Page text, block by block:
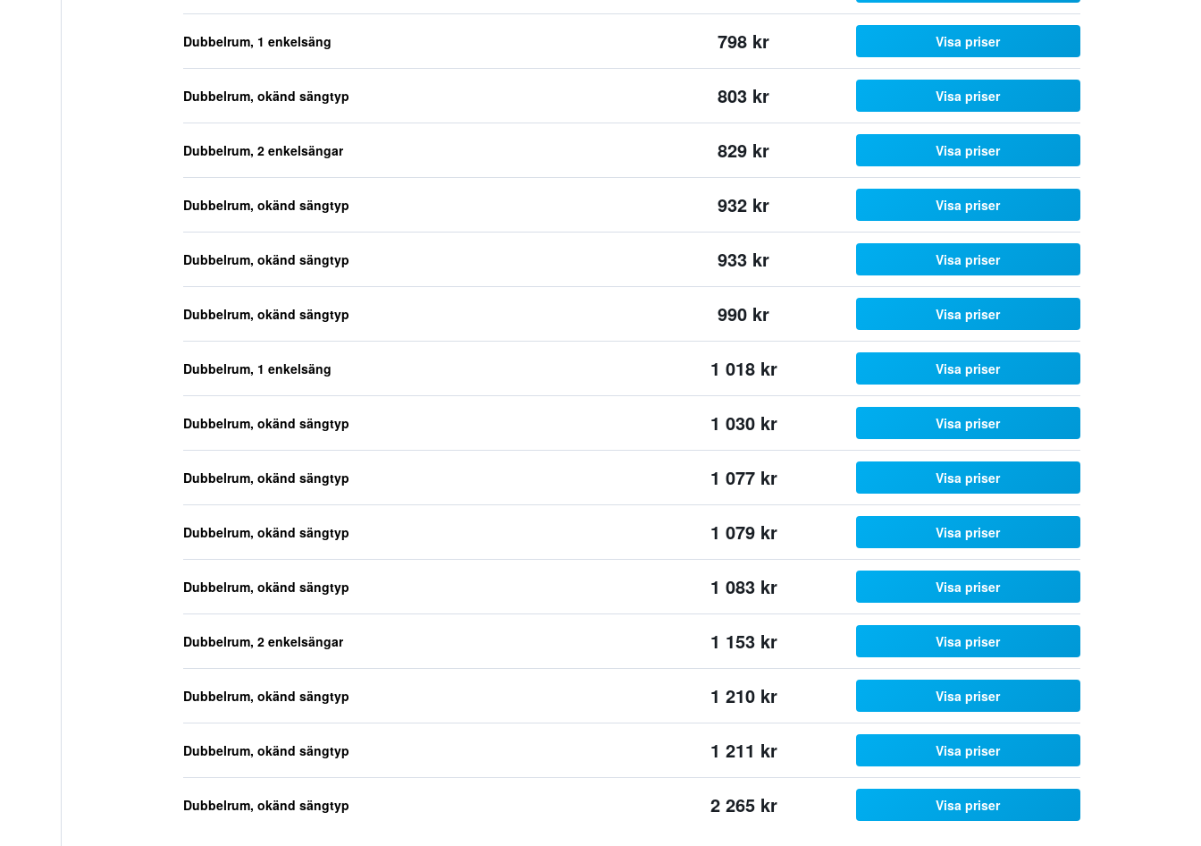
Dubbelrum, 1 enkelsäng 798 kr Visa priser
Dubbelrum, okänd sängtyp 803 kr Visa priser
Dubbelrum, 2 enkelsängar 829 kr Visa priser
Dubbelrum, okänd sängtyp 932 kr Visa priser
Dubbelrum, okänd sängtyp 933 kr Visa priser
Dubbelrum, okänd sängtyp 990 kr Visa priser
Dubbelrum, 1 enkelsäng 1 018 kr Visa priser
Dubbelrum, okänd sängtyp 1 030 kr Visa priser
Dubbelrum, okänd sängtyp 1 077 kr Visa priser
Dubbelrum, okänd sängtyp 1 079 kr Visa priser
Dubbelrum, okänd sängtyp 1 083 kr Visa priser
Dubbelrum, 2 enkelsängar 1 153 kr Visa priser
Dubbelrum, okänd sängtyp 1 210 kr Visa priser
Dubbelrum, okänd sängtyp 1 211 kr Visa priser
Dubbelrum, okänd sängtyp 2 265 kr Visa priser